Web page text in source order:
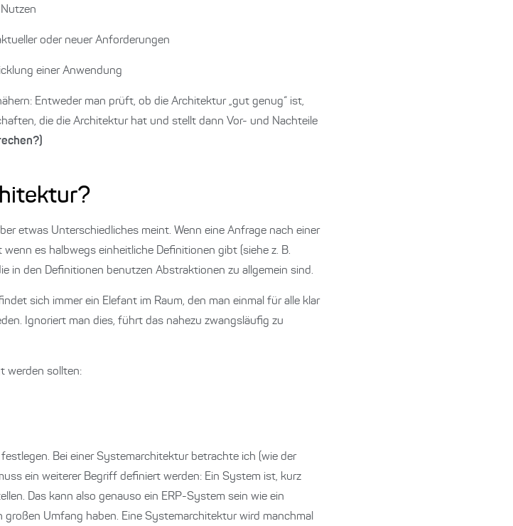
oder neuer Anforderungen
einer Anwendung
Entweder man prüft, ob die Architektur „gut genug“ ist,
die die Architektur hat und stellt dann Vor- und Nachteile
etwas Unterschiedliches meint. Wenn eine Anfrage nach einer
es halbwegs einheitliche Definitionen gibt (siehe z. B.
in den Definitionen benutzen Abstraktionen zu allgemein sind.
sich immer ein Elefant im Raum, den man einmal für alle klar
Ignoriert man dies, führt das nahezu zwangsläufig zu
werden sollten:
Bei einer Systemarchitektur betrachte ich (wie der
ein weiterer Begriff definiert werden: Ein System ist, kurz
Das kann also genauso ein ERP-System sein wie ein
Umfang haben. Eine Systemarchitektur wird manchmal